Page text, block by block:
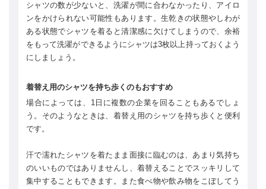
シャツの数が少ないと、洗濯が間に合わなかったり、アイロ
ンをかけられない可能性もあります。生乾きの状態やしわが
ある状態でシャツを着ると清潔感に欠けてしまうので、余裕
をもって洗濯ができるようにシャツは3枚以上持っておくよう
にしましょう。
着替え用のシャツを持ち歩くのもおすすめ
場合によっては、1日に複数の企業を回ることもあるでしょ
う。そのようなときは、着替え用のシャツを持ち歩くと便利
です。
汗で濡れたシャツを着たまま面接に臨むのは、あまり気持ち
のいいものではありませんし、着替えることでスッキリして
集中することもできます。また食べ物や飲み物をこぼしてう